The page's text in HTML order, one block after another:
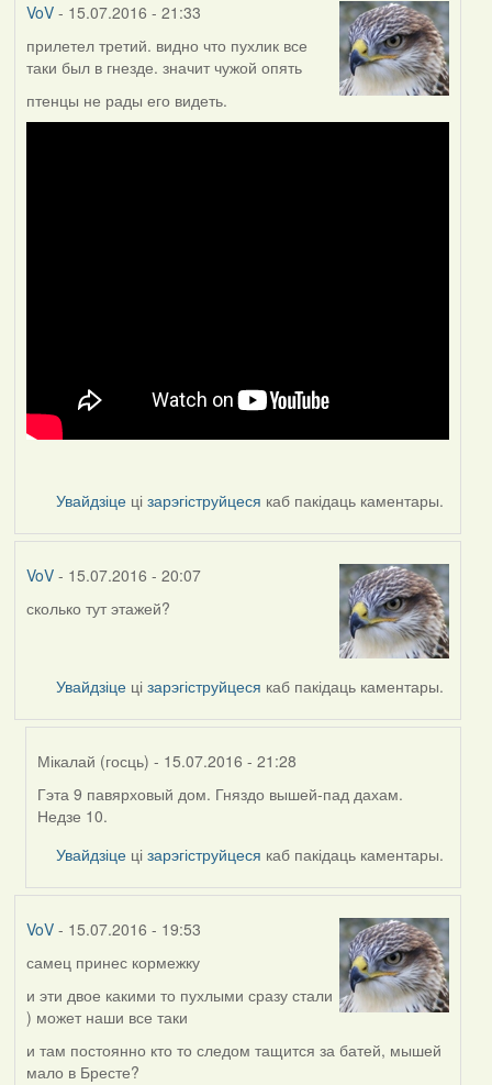
VoV- 15.07.2016 - 21:33
прилетел третий. видно что пухлик все
таки был в гнезде. значит чужой опять
птенцы не рады его видеть.
Увайдзіце цізарэгіструйцеся каб пакідаць каментары.
VoV- 15.07.2016 - 20:07
сколько тут этажей?
Увайдзіце цізарэгіструйцеся каб пакідаць каментары.
Мікалай (госць) - 15.07.2016 - 21:28
In
reply
VoV
Гэта 9 павярховый дом. Гняздо вышей-пад дахам.
Недзе 10.
Увайдзіце цізарэгіструйцеся каб пакідаць каментары.
VoV- 15.07.2016 - 19:53
самец принес кормежку
и эти двое какими то пухлыми сразу стали
) может наши все таки
и там постоянно кто то следом тащится за батей, мышей
мало в Бресте?